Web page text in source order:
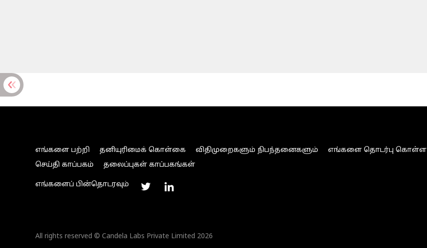
எங்களை பற்றி தனியுரிமைக் கொள்கை விதிமுறைகளும் நிபந்தனைகளும் எங்களை தொடர்பு கொள்ள
செய்தி காப்பகம்
தலைப்புகள் காப்பகங்கள்
எங்களைப் பின்தொடரவும்
All rights reserved © Candela Labs Private Limited 2026